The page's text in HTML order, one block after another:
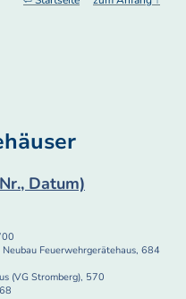
Datum)
Feuerwehrgerätehaus, 684
(VG Stromberg), 570